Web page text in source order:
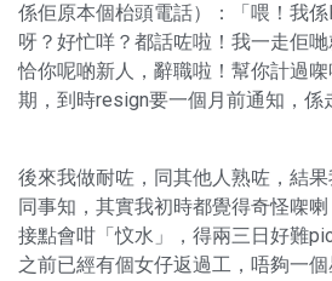
係佢原本個枱頭電話）：「喂！我
呀？好忙咩？都話咗啦！我一走佢
恰你呢啲新人，辭職啦！幫你計過
期，到時resign要一個月前通知，係
後來我做耐咗，同其他人熟咗，結
同事知，其實我初時都覺得奇怪㗎
接點會咁「忟水」，得兩三日好難
之前已經有個女仔返過工，唔夠一個